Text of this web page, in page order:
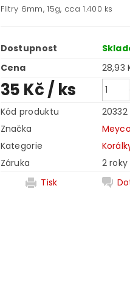
Flitry 6mm, 15g, cca 1.400 ks
Dostupnost
Cena
35 Kč/ ks
Kód produktu
20332
Značka
Meyco
Kategorie
Záruka
2 roky
Tisk